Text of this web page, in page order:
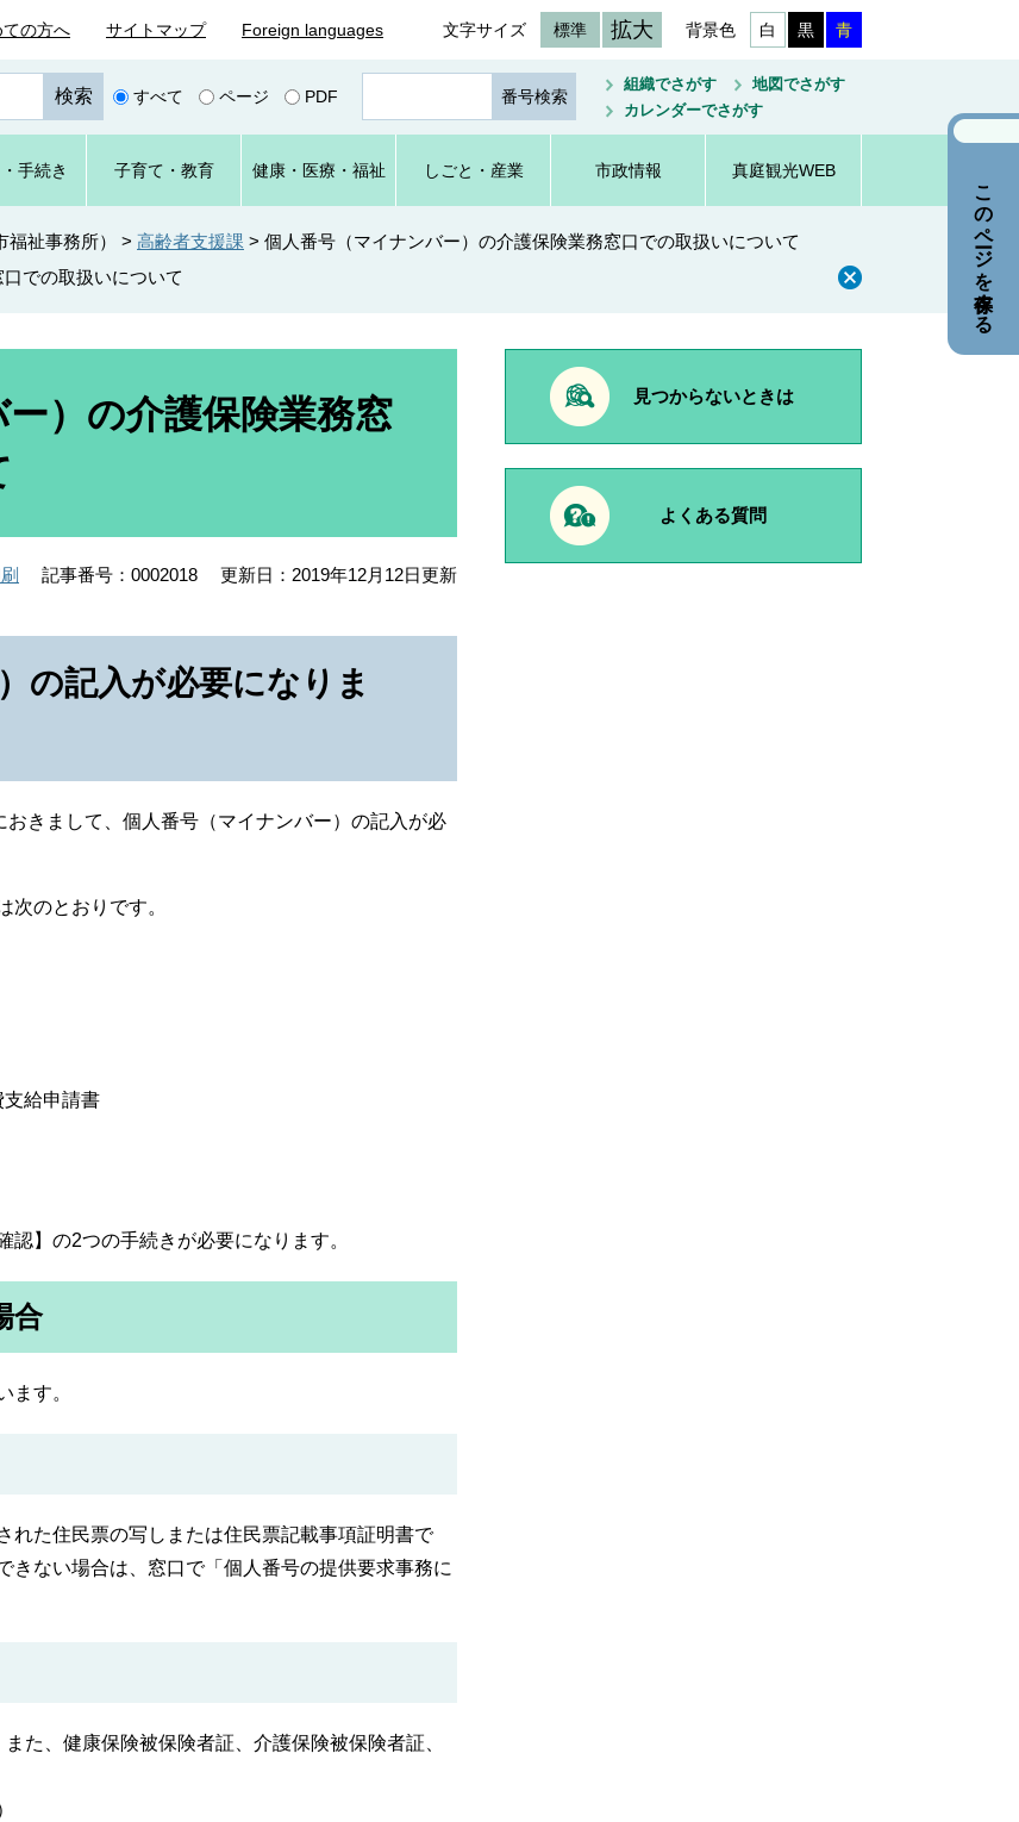
ての方へ サイトマップ Foreign languages 文字サイズ 標準 拡大 背景色 白 黒 青
すべて ページ PDF
ジ
番
号
を
入
組織でさがす
地図でさがす
カレンダーでさがす
・手続き 子育て ・教育 健康・ 医療・ 福祉 しごと ・産業 市政情報 真庭観光WEB
祉事務所） > 高齢者支援課 > 個人番号（マイナンバー）の介護保険業務窓口での取扱いについて
での取扱いについて
）の介護保険業務窓
記事番号：0002018 更新日：2019年12月12日更新
の記入が必要になりま
きまして、個人番号（マイナンバー）の記入が必
次のとおりです。
給申請書
】の2つの手続きが必要になります。
合
ます。
た住民票の写しまたは住民票記載事項証明書で
きない場合は、窓口で「個人番号の提供要求事務に
た、健康保険被保険者証、介護保険被保険者証、
見つからないときは
よくある質問
このページを保存する